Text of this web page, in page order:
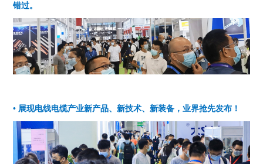
错过。
• 展现电线电缆产业新产品、新技术、新装备，业界抢先发布！